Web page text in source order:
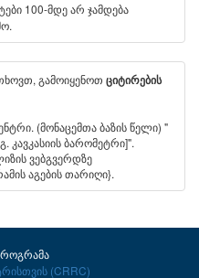
100-მდე არ ჯამდება
გამოიყენოთ ციტირების
(მონაცემთა ბაზის წელი) "
კავკასიის ბარომეტრი]".
ვებგვერდზე
აგების თარიღი}.
(CRRC)